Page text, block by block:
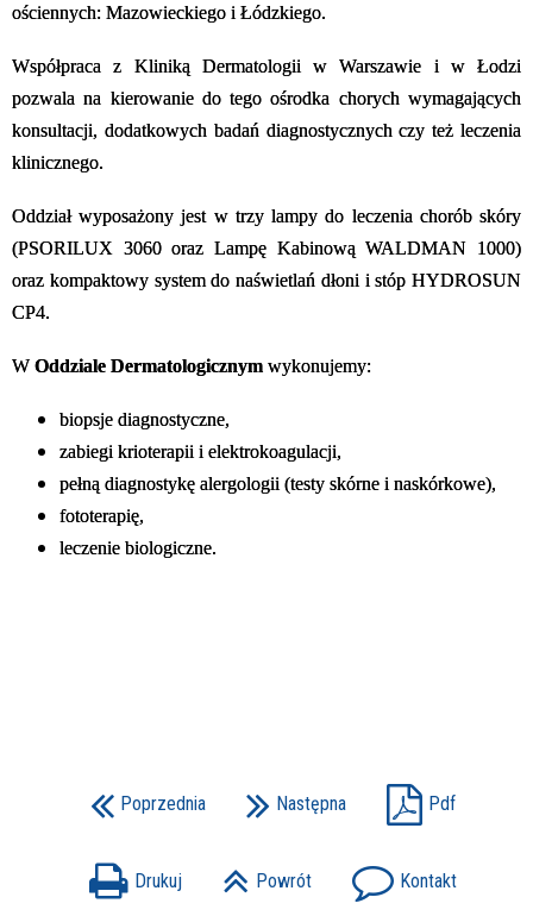
ościennych: Mazowieckiego i Łódzkiego.
Współpraca z Kliniką Dermatologii w Warszawie i w Łodzi
pozwala na kierowanie do tego ośrodka chorych wymagających
konsultacji, dodatkowych badań diagnostycznych czy też leczenia
klinicznego.
Oddział wyposażony jest w trzy lampy do leczenia chorób skóry
(PSORILUX 3060 oraz Lampę Kabinową WALDMAN 1000)
oraz kompaktowy system do naświetlań dłoni i stóp HYDROSUN
CP4.
W Oddziale Dermatologicznym wykonujemy:
biopsje diagnostyczne,
zabiegi krioterapii i elektrokoagulacji,
pełną diagnostykę alergologii (testy skórne i naskórkowe),
fototerapię,
leczenie biologiczne.
Poprzednia Następna Pdf
Drukuj Powrót Kontakt